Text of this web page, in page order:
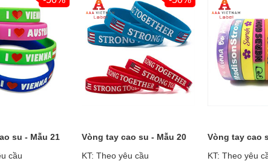
su - Mẫu 21
cầu
Vòng tay cao su - Mẫu 20
KT: Theo yêu cầu
Vòng tay cao
KT: Theo yêu